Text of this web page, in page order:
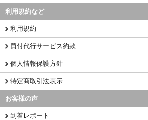
利用規約など
利用規約
買付代行サービス約款
個人情報保護方針
特定商取引法表示
お客様の声
到着レポート